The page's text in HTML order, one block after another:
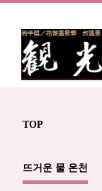
TOP
뜨거운 물 온천